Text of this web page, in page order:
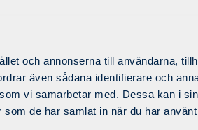
och annonserna till användarna,
även sådana identifierare och
vi samarbetar med. Dessa kan i
de har samlat in när du har